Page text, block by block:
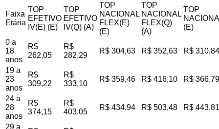
Faixa
Etária
TOP
EFETIVO
IV(E) (E)
TOP
EFETIVO
IV(Q) (A)
TOP
NACIONAL
FLEX(E)
(E)
TOP
NACIONAL
FLEX(Q)
(A)
TOP
(E)
0 a
18
anos
R$
262,05
R$
282,29
R$ 304,63 R$ 352,63 R$ 310,84
19 a
23
anos
R$
309,22
R$
333,10
R$ 359,46 R$ 416,10 R$ 366,79
24 a
28
anos
R$
374,15
R$
403,05
R$ 434,94 R$ 503,48 R$ 443,81
29 a